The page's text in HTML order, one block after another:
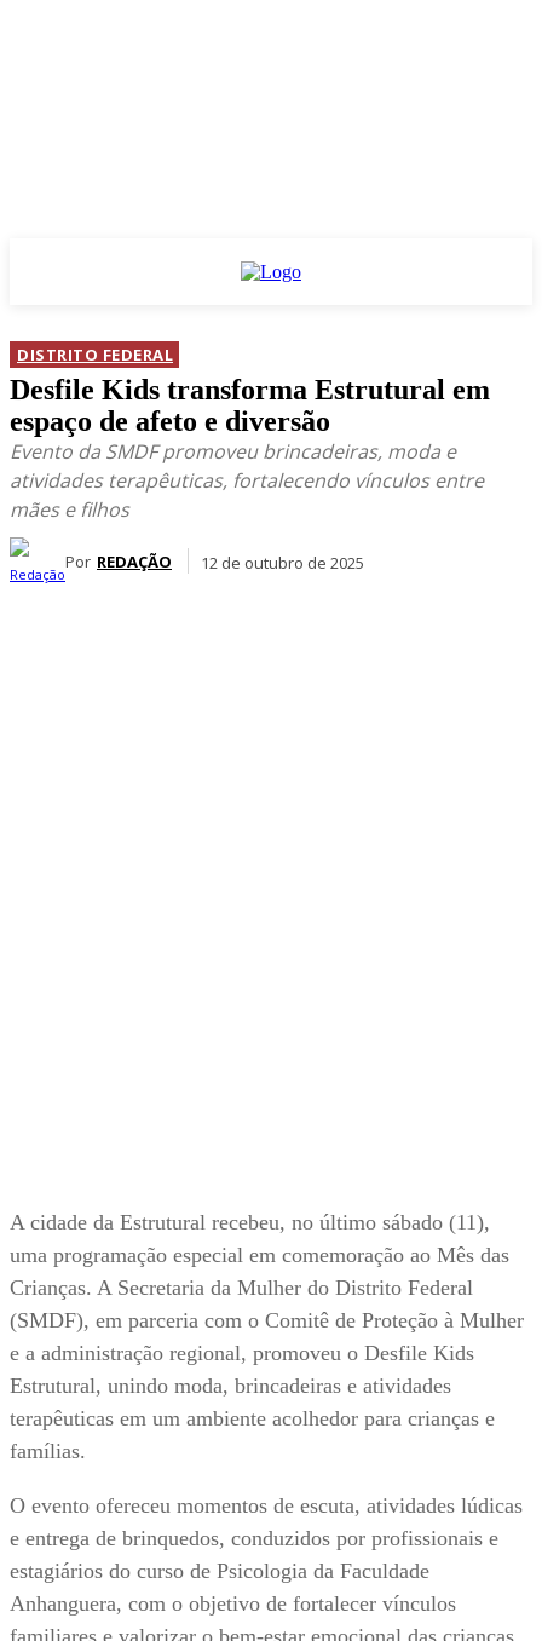
DISTRITO FEDERAL
Desfile Kids transforma Estrutural em
espaço de afeto e diversão
Evento da SMDF promoveu brincadeiras, moda e
atividades terapêuticas, fortalecendo vínculos entre
mães e filhos
Por REDAÇÃO 12 de outubro de 2025
A cidade da Estrutural recebeu, no último sábado (11),
uma programação especial em comemoração ao Mês das
Crianças. A Secretaria da Mulher do Distrito Federal
(SMDF), em parceria com o Comitê de Proteção à Mulher
e a administração regional, promoveu o Desfile Kids
Estrutural, unindo moda, brincadeiras e atividades
terapêuticas em um ambiente acolhedor para crianças e
famílias.
O evento ofereceu momentos de escuta, atividades lúdicas
e entrega de brinquedos, conduzidos por profissionais e
estagiários do curso de Psicologia da Faculdade
Anhanguera, com o objetivo de fortalecer vínculos